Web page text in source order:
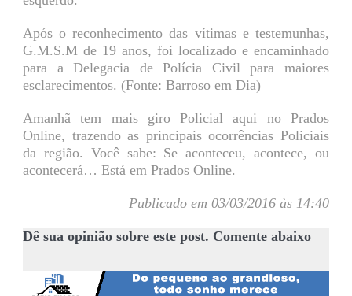
Após o reconhecimento das vítimas e testemunhas,
G.M.S.M de 19 anos, foi localizado e encaminhado
para a Delegacia de Polícia Civil para maiores
esclarecimentos. (Fonte: Barroso em Dia)
Amanhã tem mais giro Policial aqui no Prados
Online, trazendo as principais ocorrências Policiais
da região. Você sabe: Se aconteceu, acontece, ou
acontecerá… Está em Prados Online.
Publicado em 03/03/2016 às 14:40
Dê sua opinião sobre este post. Comente abaixo